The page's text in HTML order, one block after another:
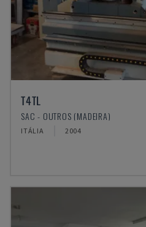
T4TL
SAC - OUTROS (MADEIRA)
ITÁLIA 2004